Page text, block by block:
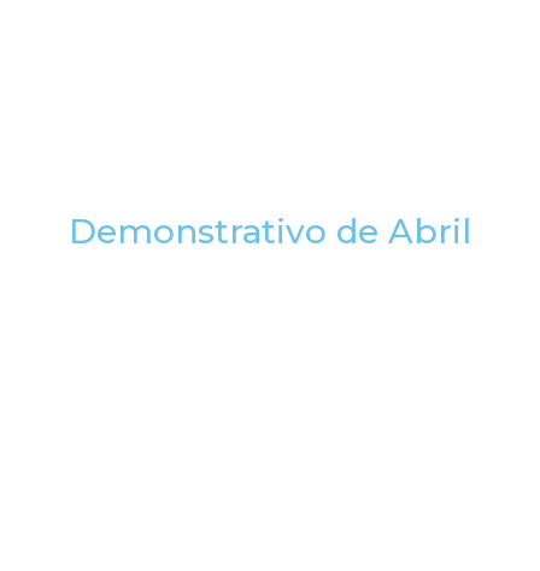
Demonstrativo de Abril